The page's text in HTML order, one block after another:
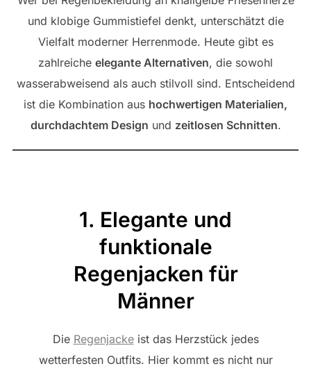
und klobige Gummistiefel denkt, unterschätzt die
Vielfalt moderner Herrenmode. Heute gibt es
zahlreiche elegante Alternativen, die sowohl
wasserabweisend als auch stilvoll sind. Entscheidend
ist die Kombination aus hochwertigen Materialien,
durchdachtem Design und zeitlosen Schnitten.
1. Elegante und
funktionale
Regenjacken für
Männer
Die Regenjackeist das Herzstück jedes
wetterfesten Outfits. Hier kommt es nicht nur